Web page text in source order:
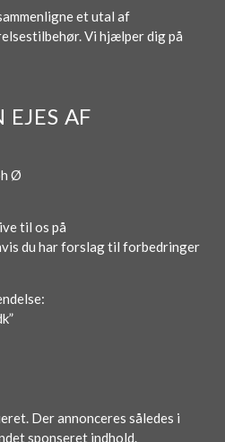
et utal af
Vi hjælper dig på
AF
Ø
til os på
du har forslag til forbedringer
Der annonceres således i
sponseret indhold.